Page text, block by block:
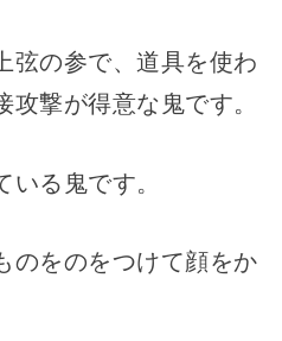
弦の参で、道具を使わ
撃が得意な鬼です。
る鬼です。
のをのをつけて顔をか